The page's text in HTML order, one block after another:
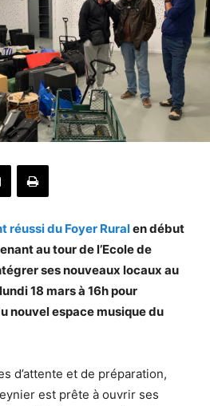
réussi du Foyer Ruralen début
au tour de l’Ecole de
ses nouveaux locaux au
18 mars à 16h pour
nouvel espace musique du
d’attente et de préparation,
est prête à ouvrir ses